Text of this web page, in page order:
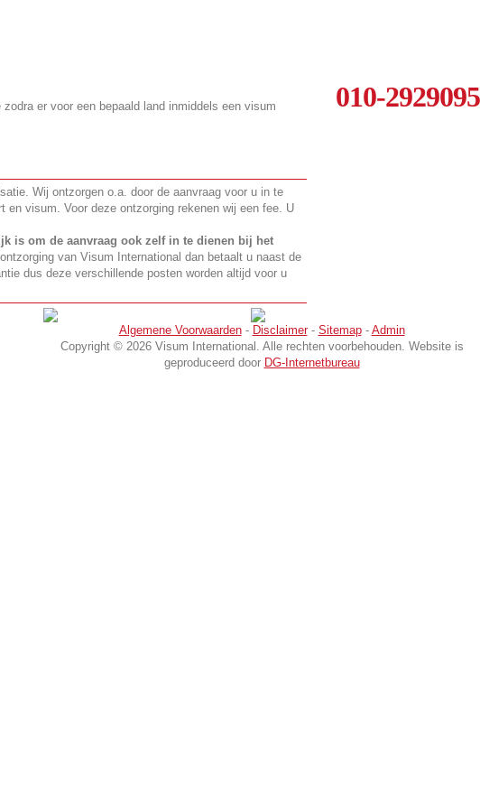
010-2929095
er voor een bepaald land inmiddels een visum
Wij ontzorgen o.a. door de aanvraag voor u in te
en visum. Voor deze ontzorging rekenen wij een fee. U
is om de aanvraag ook zelf in te dienen bij het
van Visum International dan betaalt u naast de
dus deze verschillende posten worden altijd voor u
Algemene Voorwaarden- Disclaimer- Sitemap- Admin
Copyright © 2026 Visum International. Alle rechten voorbehouden. Website is
geproduceerd door DG-Internetbureau